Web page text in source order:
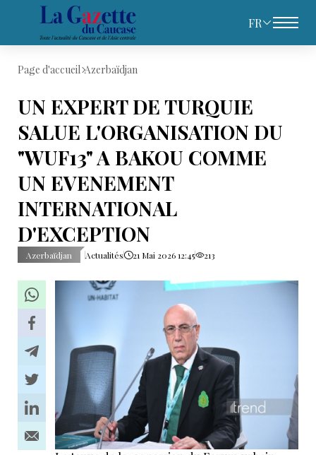
FR
Page d'accueil Azerbaïdjan
UN EXPERT DE TURQUIE
SALUE L'ORGANISATION DU
"WUF13" A BAKOU COMME
UN EVENEMENT
INTERNATIONAL
D'EXCEPTION
Azerbaïdjan Actualités 21 Mai 2026 12:45 213